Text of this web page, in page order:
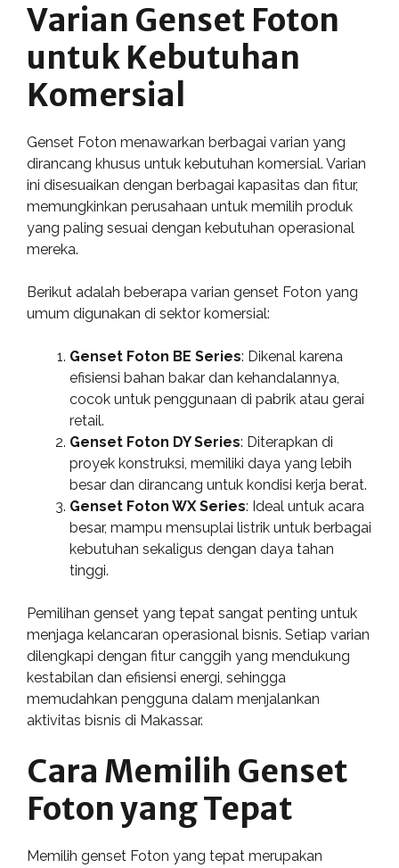
Varian Genset Foton
untuk Kebutuhan
Komersial
Genset Foton menawarkan berbagai varian yang
dirancang khusus untuk kebutuhan komersial. Varian
ini disesuaikan dengan berbagai kapasitas dan fitur,
memungkinkan perusahaan untuk memilih produk
yang paling sesuai dengan kebutuhan operasional
mereka.
Berikut adalah beberapa varian genset Foton yang
umum digunakan di sektor komersial:
Genset Foton BE Series: Dikenal karena
efisiensi bahan bakar dan kehandalannya,
cocok untuk penggunaan di pabrik atau gerai
retail.
Genset Foton DY Series: Diterapkan di
proyek konstruksi, memiliki daya yang lebih
besar dan dirancang untuk kondisi kerja berat.
Genset Foton WX Series: Ideal untuk acara
besar, mampu mensuplai listrik untuk berbagai
kebutuhan sekaligus dengan daya tahan
tinggi.
Pemilihan genset yang tepat sangat penting untuk
menjaga kelancaran operasional bisnis. Setiap varian
dilengkapi dengan fitur canggih yang mendukung
kestabilan dan efisiensi energi, sehingga
memudahkan pengguna dalam menjalankan
aktivitas bisnis di Makassar.
Cara Memilih Genset
Foton yang Tepat
Memilih genset Foton yang tepat merupakan